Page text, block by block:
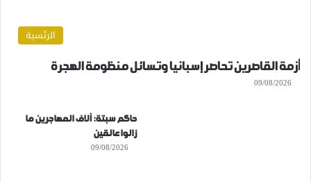
الرئسية
أزمة القاصرين تحاصر إسبانيا وتسائل منظومة الهجرة
09/08/2026
حاكم سبتة: آلاف المهاجرين ما
زالوا عالقين
09/08/2026